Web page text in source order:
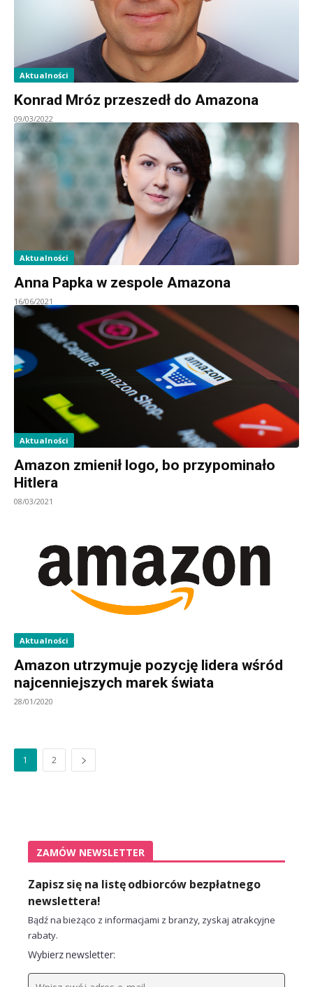
Aktualności
Konrad Mróz przeszedł do Amazona
09/03/2022
Aktualności
Anna Papka w zespole Amazona
16/06/2021
Aktualności
Amazon zmienił logo, bo przypominało
Hitlera
08/03/2021
Aktualności
Amazon utrzymuje pozycję lidera wśród
najcenniejszych marek świata
28/01/2020
1 2
ZAMÓW NEWSLETTER
Zapisz się na listę odbiorców bezpłatnego
newslettera!
Bądź na bieżąco z informacjami z branży, zyskaj atrakcyjne
rabaty.
Wybierz newsletter: